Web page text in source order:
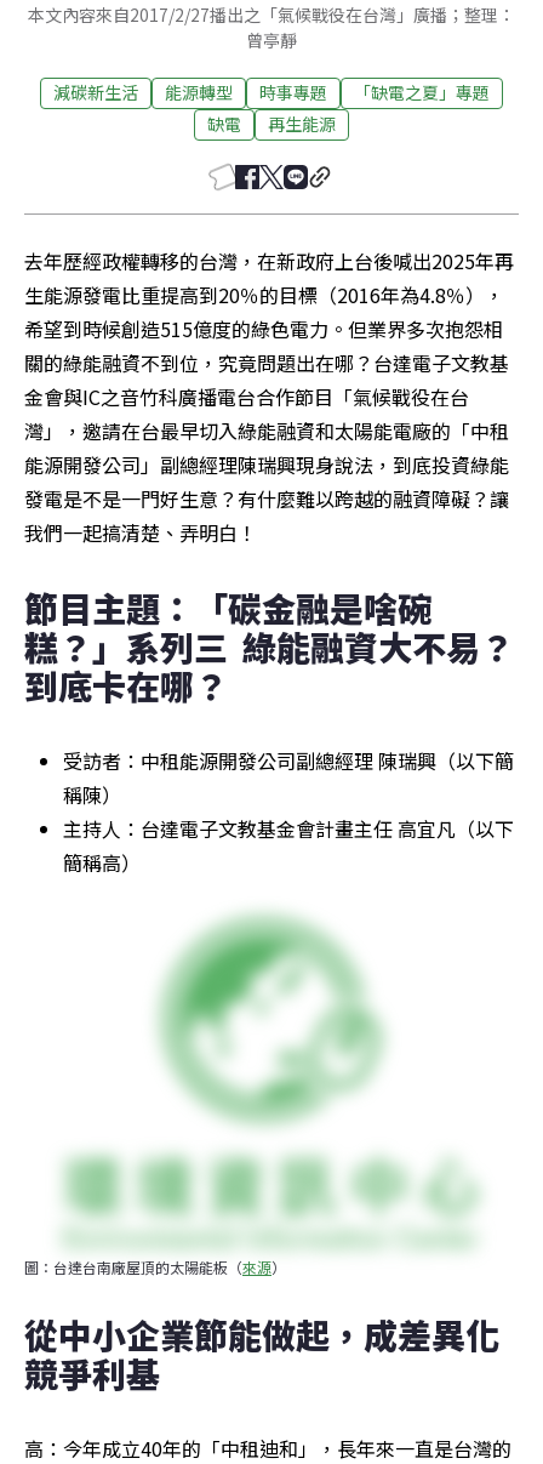
本文內容來自2017/2/27播出之「氣候戰役在台灣」廣播；整理：
曾亭靜
減碳新生活 能源轉型 時事專題
「缺電之夏」專題
缺電
再生能源
去年歷經政權轉移的台灣，在新政府上台後喊出2025年再
生能源發電比重提高到20％的目標（2016年為4.8％），
希望到時候創造515億度的綠色電力。但業界多次抱怨相
關的綠能融資不到位，究竟問題出在哪？台達電子文教基
金會與IC之音竹科廣播電台合作節目「氣候戰役在台
灣」，邀請在台最早切入綠能融資和太陽能電廠的「中租
能源開發公司」副總經理陳瑞興現身說法，到底投資綠能
發電是不是一門好生意？有什麼難以跨越的融資障礙？讓
我們一起搞清楚、弄明白！
節目主題：「碳金融是啥碗
糕？」系列三  綠能融資大不易？
到底卡在哪？
受訪者：中租能源開發公司副總經理 陳瑞興（以下簡
稱陳）
主持人：台達電子文教基金會計畫主任 高宜凡（以下
簡稱高）
圖：台達台南廠屋頂的太陽能板（來源）
從中小企業節能做起，成差異化
競爭利基
高：今年成立40年的「中租迪和」，長年來一直是台灣的